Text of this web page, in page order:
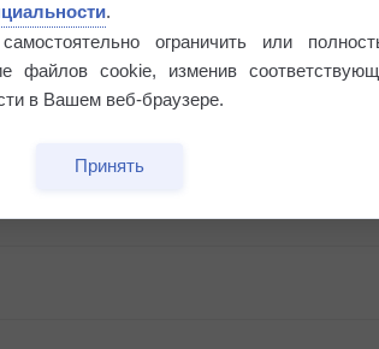
.
ограничить или
файлов cookie, изменив
в Вашем веб-браузере.
Принять